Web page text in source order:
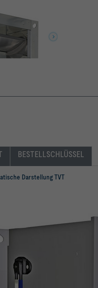
BESTELLSCHLÜSSEL
Darstellung TVT